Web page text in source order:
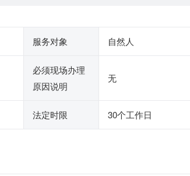
服务对象 自然人
必须现场办理
原因说明
无
法定时限 30个工作日